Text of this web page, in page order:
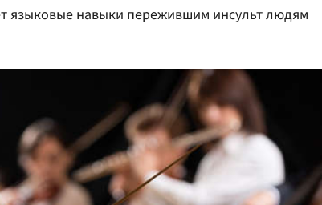
языковые навыки пережившим инсульт людям